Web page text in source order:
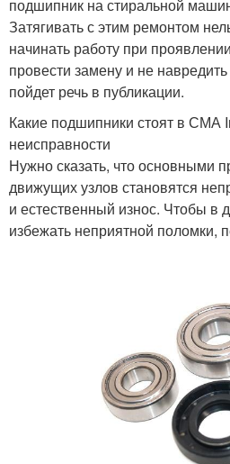
подшипник на стиральной
Затягивать с этим ремонтом
начинать работу при
провести замену и не
пойдет речь в публикации.
Какие подшипники стоят в СМА
неисправности
Нужно сказать, что основными
движущих узлов становятся
и естественный износ. Чтобы в
избежать неприятной поломки,